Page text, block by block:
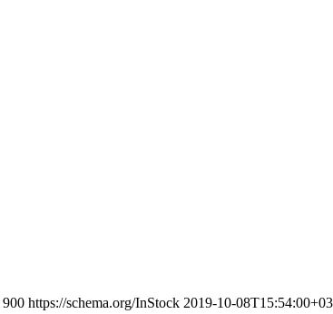
900 https://schema.org/InStock 2019-10-